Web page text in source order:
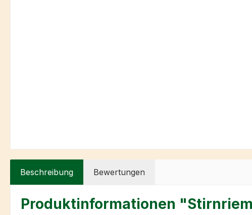
Beschreibung Bewertungen
Produktinformationen